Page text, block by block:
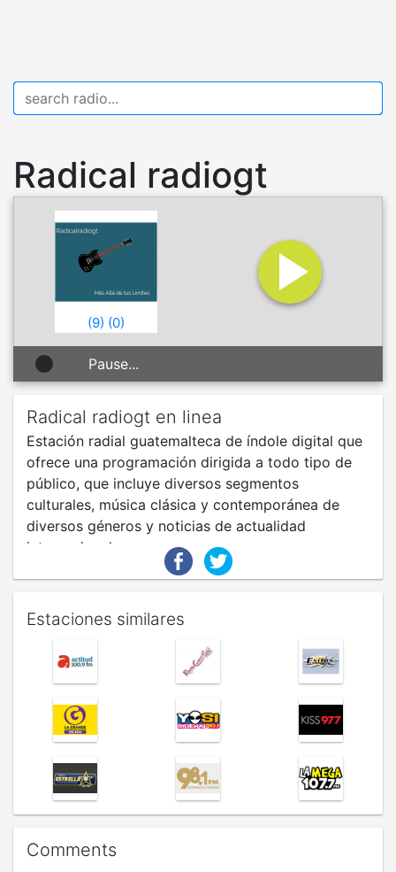
Radical radiogt
(9) (0)
Pause...
Radical radiogt en linea
Estación radial guatemalteca de índole digital que
ofrece una programación dirigida a todo tipo de
público, que incluye diversos segmentos
culturales, música clásica y contemporánea de
diversos géneros y noticias de actualidad
internacionales.
Estaciones similares
Comments